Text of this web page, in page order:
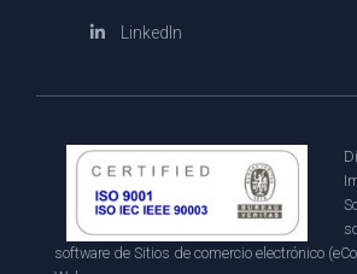
LinkedIn
software de Sitios de comercio electrónico